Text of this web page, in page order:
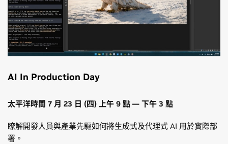
AI In Production Day
太平洋時間 7 月 23 日 (四) 上午 9 點 — 下午 3 點
瞭解開發人員與產業先驅如何將生成式及代理式 AI 用於實際部
署。